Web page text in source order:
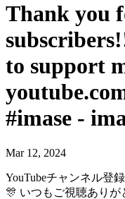
Thank you
to support
#imase -
Mar 12, 2024
YouTubeチャンネル登
🎊 いつもご視聴ありが